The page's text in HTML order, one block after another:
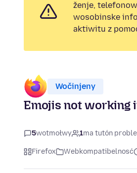
ženje,
wosobinske
aktiwitu z
Wočinjeny
Emojis not working
5wotmołwy 1ma tutón
Firefox Webkompatibelnosć